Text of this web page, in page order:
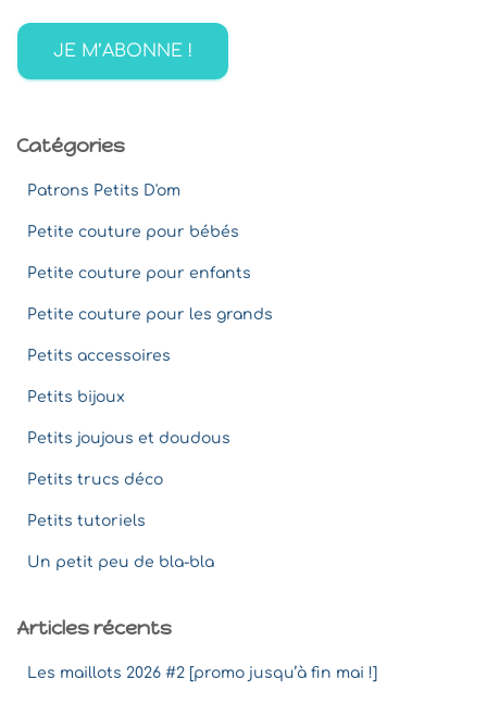
h
r
Catégories
Patrons Petits D'om
Petite couture pour bébés
Petite couture pour enfants
Petite couture pour les grands
Petits accessoires
Petits bijoux
Petits joujous et doudous
Petits trucs déco
Petits tutoriels
Un petit peu de bla-bla
Articles récents
Les maillots 2026 #2 [promo jusqu’à fin mai !]